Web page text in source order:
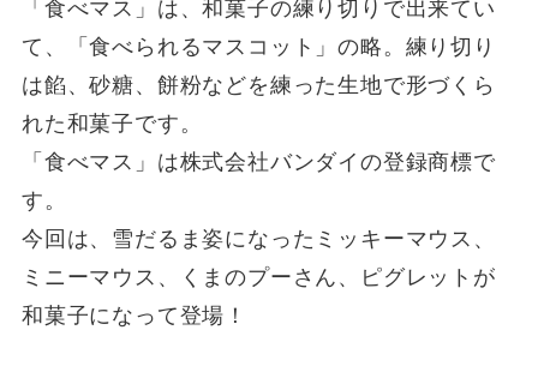
「食べマス」は、和菓子の練り切りで出来てい
て、「食べられるマスコット」の略。練り切り
は餡、砂糖、餅粉などを練った生地で形づくら
れた和菓子です。
「食べマス」は株式会社バンダイの登録商標で
す。
今回は、雪だるま姿になったミッキーマウス、
ミニーマウス、くまのプーさん、ピグレットが
和菓子になって登場！